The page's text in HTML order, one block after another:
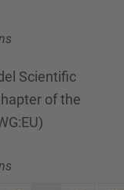
Scientific
of the